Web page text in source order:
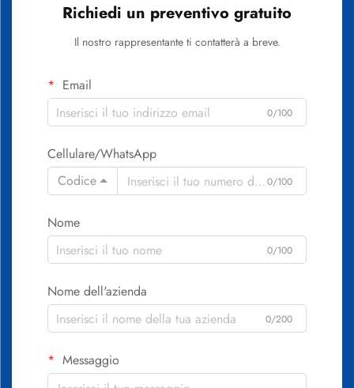
Richiedi un preventivo gratuito
Il nostro rappresentante ti contatterà a breve.
Email
0/100
Cellulare/WhatsApp
Codice
0/100
Nome
0/100
Nome dell'azienda
0/200
Messaggio